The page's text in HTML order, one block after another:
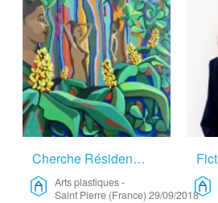
Cherche Résidence Sur Lille Et Proxi… – Arts Plastiques
Arts plastiques-
Saint Pierre (France) 29/09/2018